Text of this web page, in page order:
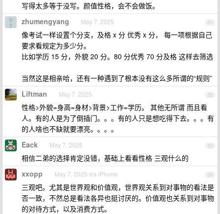
写得太多等于没写。颜值性格，会不会做饭。
51
zhumengyang May 7, 2025
像考试一样设置个分支，及格 x 分 优秀 x 分， 每一项根据自己
要求看规定为多少分。
比如学历 15 分，外貌 20 分。80 分优秀 70 分及格 这样去筛选
当然这是相亲哈，还有一种遇到了根本没有这么多所谓的“规则”
52
Liftman May 7, 2025
性格>外貌=身高=身材>背景>工作=学历。 其他无所谓 而且看
人。有的人是为了倒插门。。。有的人只是想吃得下去。。。有
的人啥也不缺就要漂亮。。。。
53
Eack May 7, 2025
相信二弟的选择肯定没错，基础上看看性格 三观什么的
54
xxopp May 7, 2025 via iPhone
三观吧。尤其是世界观和价值观，世界观关系到对事物的看法是
否一致，不然总是看法各异也挺讨厌的。价值观也关系到对事物
的对待方式，以及消费方式。